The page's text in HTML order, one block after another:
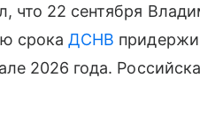
что 22 сентября
срокаДСНВ
2026 года.